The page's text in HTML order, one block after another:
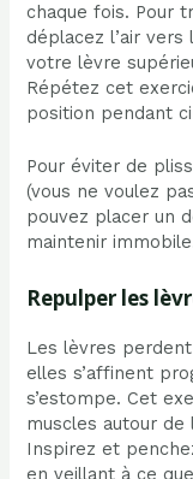
chaque fois. Pour
déplacez l’air
votre lèvre
Répétez cet
position pendant
Pour éviter de
(vous ne voulez
pouvez placer un
maintenir
Repulper les
Les lèvres perdent
elles s’affinent
s’estompe. Cet
muscles autour
Inspirez et
en veillant à ce